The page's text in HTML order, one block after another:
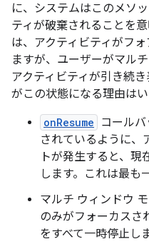
に、システムはこのメソ
ティが破棄されることを
は、アクティビティがフ
ますが、ユーザーがマル
アクティビティが引き続
がこの状態になる理由はい
onResume
コール
されているように、
トが発生すると、現
します。これは最も
マルチ ウィンドウ
のみがフォーカスさ
をすべて一時停止しま